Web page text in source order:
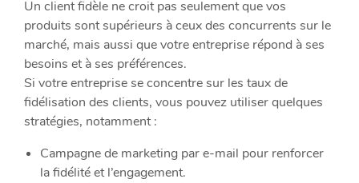
Un client fidèle ne croit pas seulement que vos
produits sont supérieurs à ceux des concurrents sur le
marché, mais aussi que votre entreprise répond à ses
besoins et à ses préférences.
Si votre entreprise se concentre sur les taux de
fidélisation des clients, vous pouvez utiliser quelques
stratégies, notamment :
Campagne de marketing par e-mail pour renforcer
la fidélité et l’engagement.